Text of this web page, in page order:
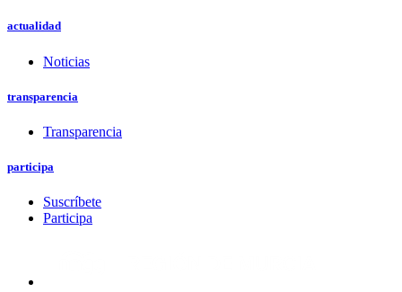
actualidad
Noticias
transparencia
Transparencia
participa
Suscríbete
Participa